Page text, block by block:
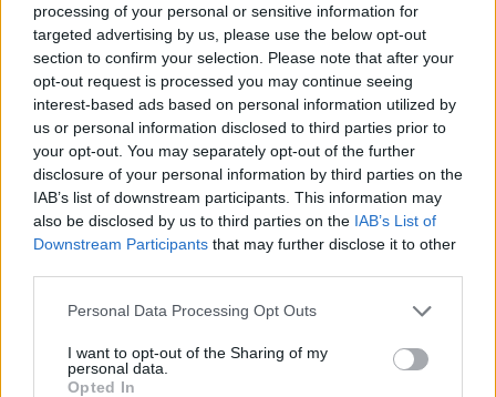
processing of your personal or sensitive information for
targeted advertising by us, please use the below opt-out
section to confirm your selection. Please note that after your
opt-out request is processed you may continue seeing
interest-based ads based on personal information utilized by
us or personal information disclosed to third parties prior to
your opt-out. You may separately opt-out of the further
disclosure of your personal information by third parties on the
IAB’s list of downstream participants. This information may
also be disclosed by us to third parties on the IAB’s List of
Downstream Participants that may further disclose it to other
Personal Data Processing Opt Outs
I want to opt-out of the Sharing of my
personal data.
Opted In
2026. augusztus 08., szombat
Vaddisznó szaladt le a budapesti
metróba, felszállt az egyik kocsira,
majd kilőtték – videóval